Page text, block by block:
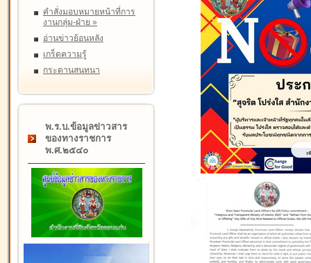
คำสั่งมอบหมายหน้าที่การ
งานกลุ่ม-ฝ่าย »
อ่านข่าวย้อนหลัง
เกร็ดความรู้
กระดานสนทนา
พ.ร.บ.ข้อมูลข่าวสาร
ของทางราชการ
พ.ศ.๒๕๔๐